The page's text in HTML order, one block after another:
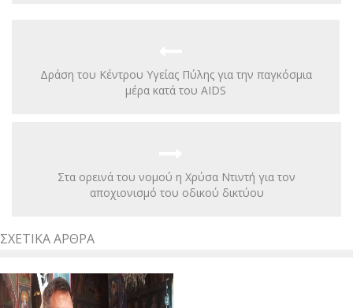
Δράση του Κέντρου Υγείας Πύλης για την παγκόσμια
μέρα κατά του AIDS
Στα ορεινά του νομού η Χρύσα Ντιντή για τον
αποχιονισμό του οδικού δικτύου
ΣΧΕΤΙΚΆ ΆΡΘΡΑ